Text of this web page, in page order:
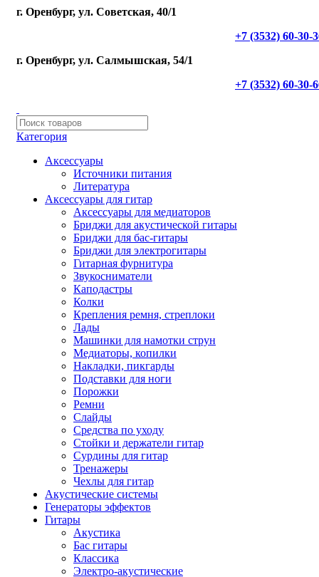
г. Оренбург, ул. Советская, 40/1
+7 (3532) 60-30-
г. Оренбург, ул. Салмышская, 54/1
+7 (3532) 60-30-
Категория
Аксессуары
Источники питания
Литература
Аксессуары для гитар
Аксессуары для медиаторов
Бриджи для акустической гитары
Бриджи для бас-гитары
Бриджи для электрогитары
Гитарная фурнитура
Звукосниматели
Каподастры
Колки
Крепления ремня, стреплоки
Лады
Машинки для намотки струн
Медиаторы, копилки
Накладки, пикгарды
Подставки для ноги
Порожки
Ремни
Слайды
Средства по уходу
Стойки и держатели гитар
Сурдины для гитар
Тренажеры
Чехлы для гитар
Акустические системы
Генераторы эффектов
Гитары
Акустика
Бас гитары
Классика
Электро-акустические